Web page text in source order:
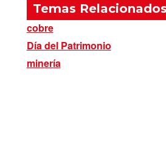
Temas Relacionados
cobre
Día del Patrimonio
minería